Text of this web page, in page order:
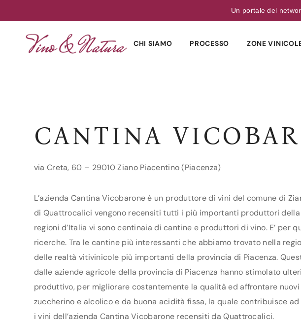
Un portale del
CHI SIAMO PROCESSO ZONE
CANTINA
via Creta, 60 – 29010 Ziano Piacentino (Piacenza)
L’azienda Cantina Vicobarone è un produttore di vini del comune di
di Quattrocalici vengono recensiti tutti i più importanti produttori della
regioni d’Italia vi sono centinaia di cantine e produttori di vino. E’
ricerche. Tra le cantine più interessanti che abbiamo trovato nella
delle realtà vitivinicole più importanti della provincia di Piacenza.
dalle aziende agricole della provincia di Piacenza hanno stimolato
produttivo, per migliorare costantemente la qualità ed affrontare
zuccherino e alcolico e da buona acidità fissa, la quale contribuisce
i vini dell’azienda Cantina Vicobarone recensiti da Quattrocalici.